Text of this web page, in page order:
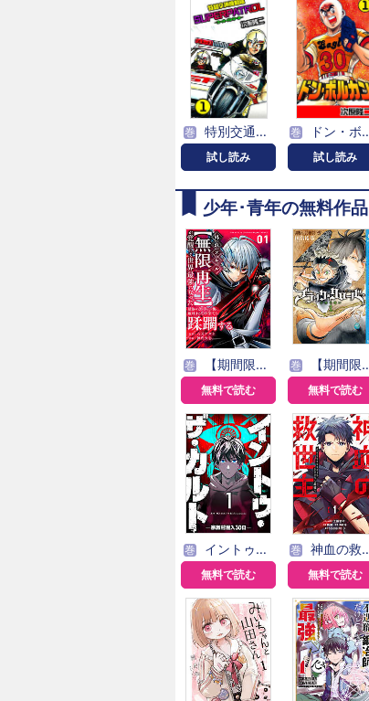
巻 特別交通機動隊 スーパーパトロール
試し読み
巻 ドン・ボルカン
試し読み
少年･青年の無料作品
巻 【期間限定無料】外れスキル【無限再生】が覚醒して世界最強になった ～最強の力を手にした俺は、敵対するその全てを蹂躙する～
無料で読む
巻 【期間限定 無料お試し版】ブラッククローバー
無料で読む
巻 イントゥ・ザ・カルト ―宗教村潜入３０日―【単話版】
無料で読む
巻 神血の救世主～0.00000001％を引き当て最強へ～【電子書籍特典付】
無料で読む